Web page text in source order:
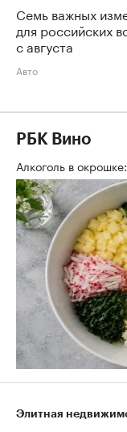
Семь важных
для российских
с августа
Авто
РБК Вино
Алкоголь в
Элитная